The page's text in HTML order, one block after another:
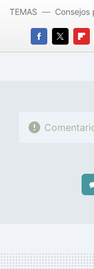
FACEBOOK
TWITTER
TEMAS Consejos